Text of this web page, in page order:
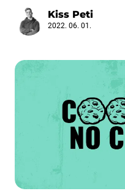
Kiss Peti
2022. 06. 01.